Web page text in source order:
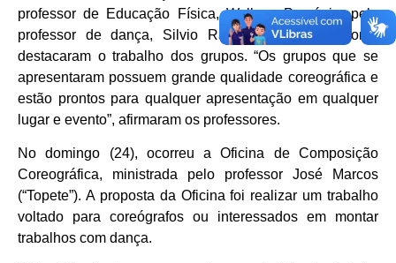
professor de Educação Física, Wallace Procópio, pelo
professor de dança, Silvio Ramalho. Os professores
destacaram o trabalho dos grupos. “Os grupos que se
apresentaram possuem grande qualidade coreográfica e
estão prontos para qualquer apresentação em qualquer
lugar e evento”, afirmaram os professores.
No domingo (24), ocorreu a Oficina de Composição
Coreográfica, ministrada pelo professor José Marcos
(“Topete”). A proposta da Oficina foi realizar um trabalho
voltado para coreógrafos ou interessados em montar
trabalhos com dança.